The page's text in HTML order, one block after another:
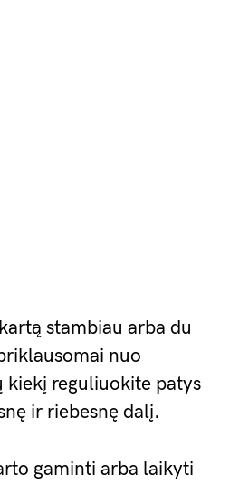
stambiau arba du
nuo
kiekį reguliuokite patys
ir riebesnę dalį.
gaminti arba laikyti